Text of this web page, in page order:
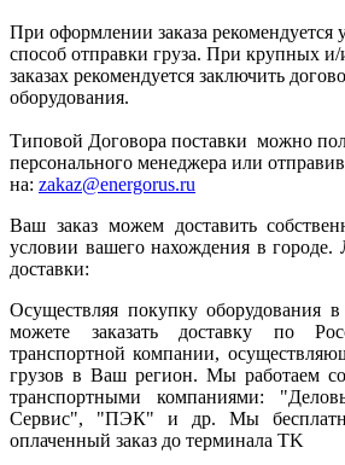
При оформлении заказа рекомендуется
способ отправки груза. При крупных
заказах рекомендуется заключить
оборудования.
Типовой Договора поставки можно
персонального менеджера или
на: zakaz@energorus.ru
Ваш заказ можем доставить
условии вашего нахождения в городе.
доставки:
Осуществляя покупку оборудования
можете заказать доставку по
транспортной компании,
грузов в Ваш регион. Мы работаем
транспортными компаниями:
Сервис", "ПЭК" и др. Мы
оплаченный заказ до терминала ТK